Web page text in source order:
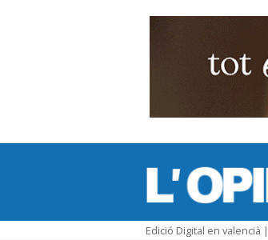
Edició Digital en valencià